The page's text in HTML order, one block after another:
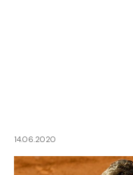
14.06.2020